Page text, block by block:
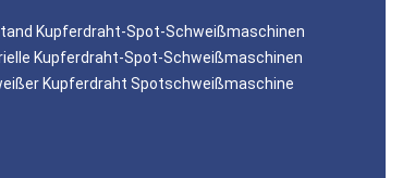
Kupferdraht-Spot-Schweißmaschinen
Kupferdraht-Spot-Schweißmaschinen
Kupferdraht Spotschweißmaschine